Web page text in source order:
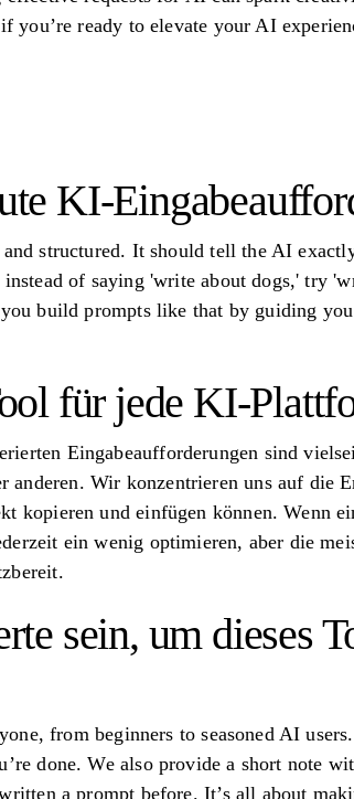
you’re ready to elevate your AI
KI-
structured. It should tell the AI
of saying 'write about dogs,' try
build prompts like that by guiding
für jede KI-
Eingabeaufforderungen sind
anderen. Wir konzentrieren uns auf die
kopieren und einfügen können. Wenn
ein wenig optimieren, aber die
sein, um dieses
from beginners to seasoned AI
done. We also provide a short note
a prompt before. It’s all about